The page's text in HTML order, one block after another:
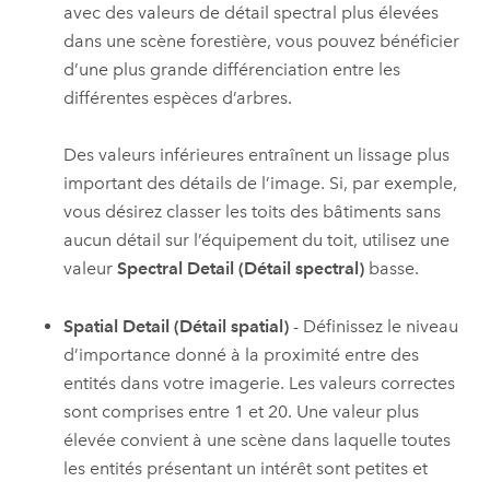
avec des valeurs de détail spectral plus élevées
dans une scène forestière, vous pouvez bénéficier
d’une plus grande différenciation entre les
différentes espèces d’arbres.
Des valeurs inférieures entraînent un lissage plus
important des détails de l’image. Si, par exemple,
vous désirez classer les toits des bâtiments sans
aucun détail sur l’équipement du toit, utilisez une
valeurSpectral Detail (Détail spectral) basse.
Spatial Detail (Détail spatial) - Définissez le niveau
d’importance donné à la proximité entre des
entités dans votre imagerie. Les valeurs correctes
sont comprises entre 1 et 20. Une valeur plus
élevée convient à une scène dans laquelle toutes
les entités présentant un intérêt sont petites et